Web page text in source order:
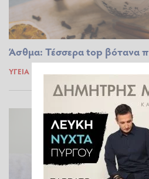
Άσθμα: Τέσσερα top βότανα
ΥΓΕΊΑ